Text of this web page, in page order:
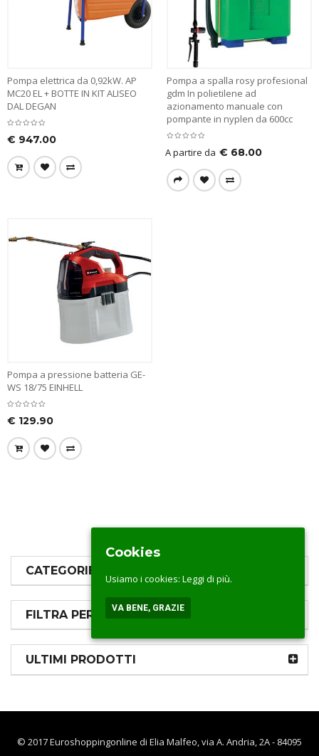
CATEGORIE PRODOTTI
FILTRA PER PREZZO
ULTIMI PRODOTTI
Pompa elettrica da 0,92kW. AP
MC20 EL + BOTTE IN KIT ALISEO
DAL DEGAN
€ 947.00
Pompa a spalla rosy profesional
gdm In polietilene ad
azionamento manuale con
pompante in nyplen da 600cc
A partire da € 68.00
Pompa a pressione batteria GE-
WS 18/75 EINHELL
€ 129.90
© 2017 Euroshoppingonline di Elia Malfeo, via A. Andria, 2A - 84095
Cookies
Usiamo i cookies: Leggi di più.
VA BENE, GRAZIE